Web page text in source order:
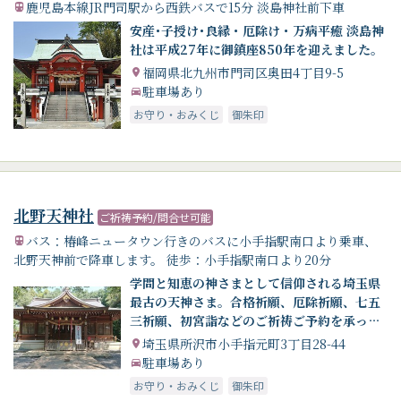
鹿児島本線JR門司駅から西鉄バスで15分 淡島神社前下車
安産･子授け･良縁・厄除け・万病平癒 淡島神
社は平成27年に御鎮座850年を迎えました。
福岡県北九州市門司区奥田4丁目9-5
駐車場あり
お守り・おみくじ 御朱印
北野天神社 ご祈祷予約/問合せ可能
バス：椿峰ニュータウン行きのバスに小手指駅南口より乗車、
北野天神前で降車します。 徒歩：小手指駅南口より20分
学問と知恵の神さまとして信仰される埼玉県
最古の天神さま。合格祈願、厄除祈願、七五
三祈願、初宮詣などのご祈祷ご予約を承って
おります。
埼玉県所沢市小手指元町3丁目28-44
駐車場あり
お守り・おみくじ 御朱印